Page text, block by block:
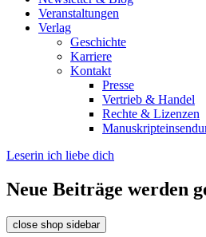
Veranstaltungen
Verlag
Geschichte
Karriere
Kontakt
Presse
Vertrieb & Handel
Rechte & Lizenzen
Leserin ich liebe dich
Neue Beiträge werden
close shop sidebar